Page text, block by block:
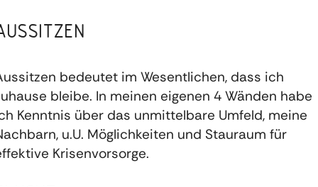
bedeutet im Wesentlichen, dass ich
bleibe. In meinen eigenen 4 Wänden habe
Kenntnis über das unmittelbare Umfeld, meine
u.U. Möglichkeiten und Stauraum für
Krisenvorsorge.